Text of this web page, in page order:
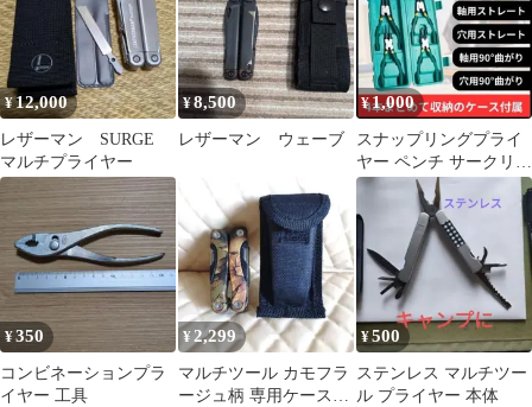
¥12,000
レザーマン SURGE
マルチプライヤー
¥8,500
レザーマン ウェーブ
¥1,000
スナップリングプライ
ヤー ペンチ サークリッ
プ プライヤー 工具 4本
¥350
コンビネーションプラ
イヤー 工具
¥2,299
マルチツール カモフラ
ージュ柄 専用ケース付
¥500
ステンレス マルチツー
ル プライヤー 本体